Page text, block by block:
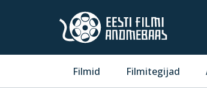
Filmid Filmitegijad